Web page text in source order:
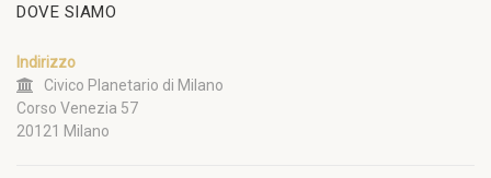
DOVE SIAMO
Indirizzo
Civico Planetario di Milano
Corso Venezia 57
20121 Milano